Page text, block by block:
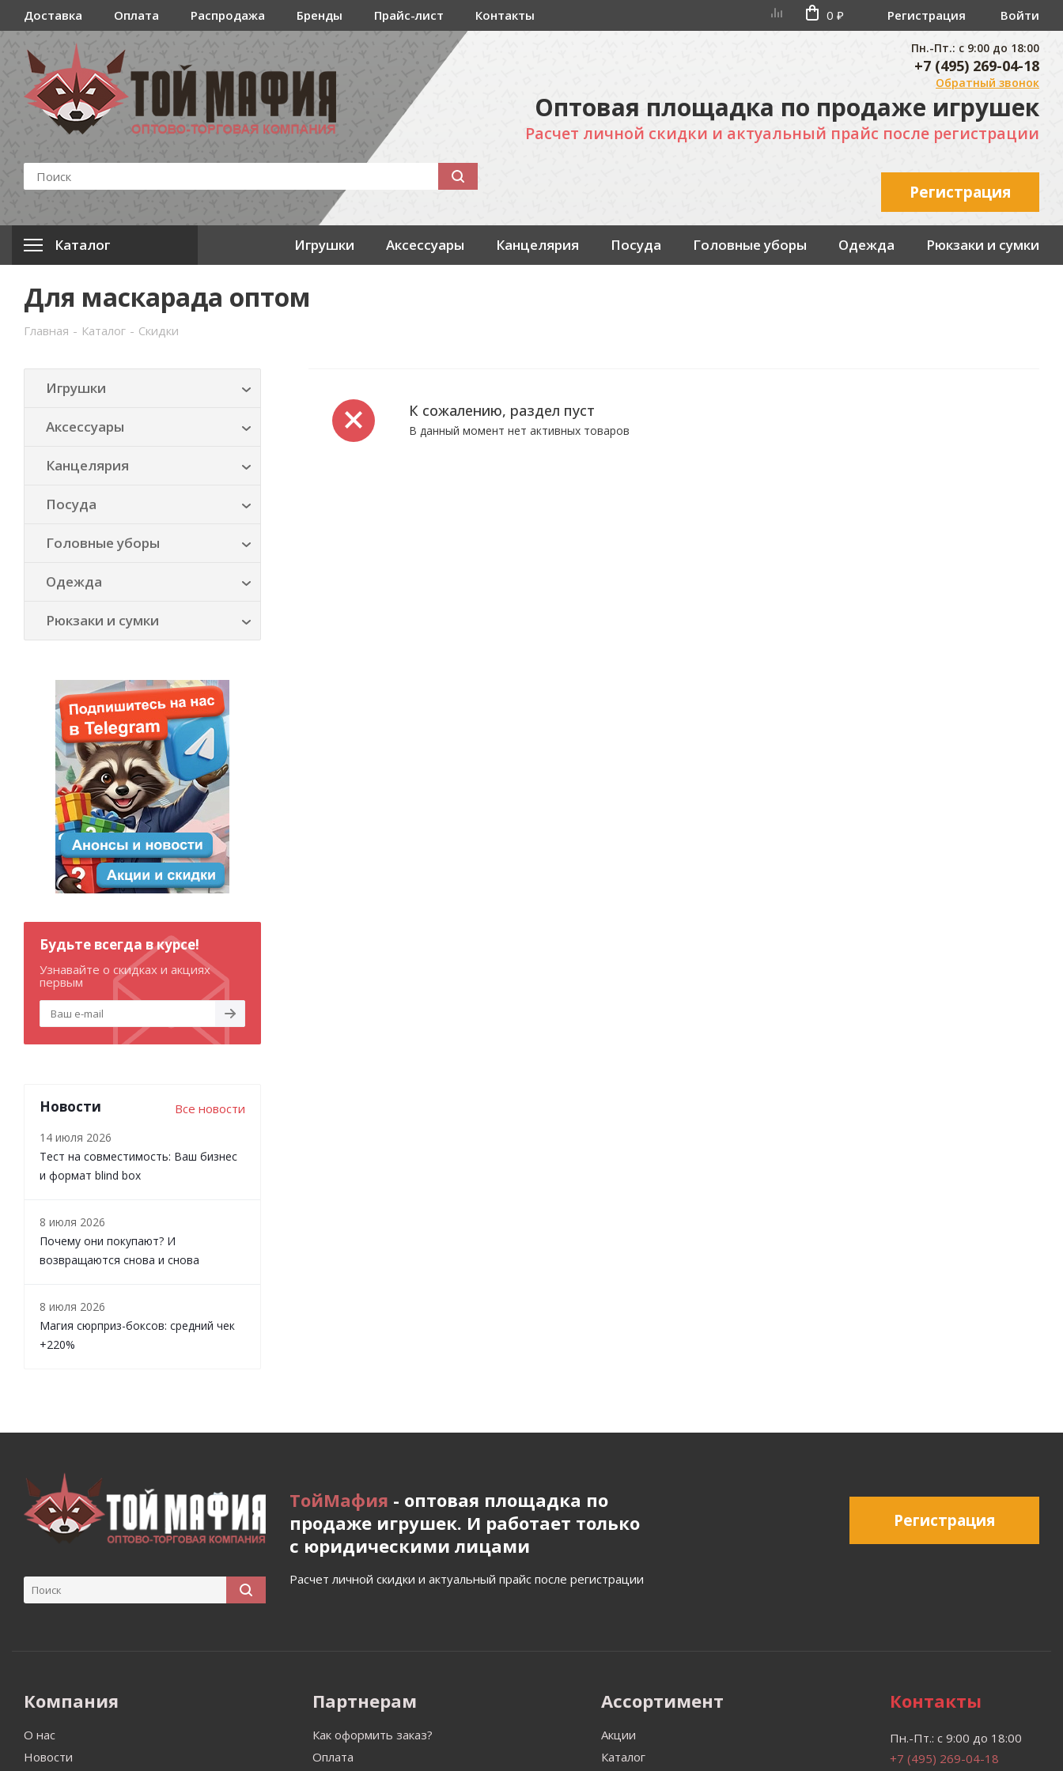
Доставка Оплата Распродажа Бренды Прайс-лист Контакты 0 ₽ Регистрация Войти
Пн.-Пт.: с 9:00 до 18:00
+7 (495) 269-04-18
Обратный звонок
Оптовая площадка по продаже игрушек
Расчет личной скидки и актуальный прайс после регистрации
Регистрация
Каталог Игрушки Аксессуары Канцелярия Посуда Головные уборы Одежда Рюкзаки и сумки
Для маскарада оптом
Главная - Каталог - Скидки
К сожалению, раздел пуст
В данный момент нет активных товаров
Игрушки
Аксессуары
Канцелярия
Посуда
Головные уборы
Одежда
Рюкзаки и сумки
Будьте всегда в курсе!
Узнавайте о скидках и акциях
первым
Новости Все новости
14 июля 2026
Тест на совместимость: Ваш бизнес
и формат blind box
8 июля 2026
Почему они покупают? И
возвращаются снова и снова
8 июля 2026
Магия сюрприз-боксов: средний чек
+220%
ТойМафия - оптовая площадка по
продаже игрушек. И работает только
с юридическими лицами
Расчет личной скидки и актуальный прайс после регистрации
Регистрация
Компания
О нас
Новости
Партнерам
Как оформить заказ?
Оплата
Ассортимент
Акции
Каталог
Контакты
Пн.-Пт.: с 9:00 до 18:00
+7 (495) 269-04-18